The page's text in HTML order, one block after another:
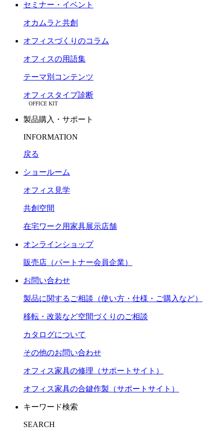
セミナー・イベント
オカムラと共創
オフィスづくりのコラム
オフィスの用語集
テーマ別コンテンツ
オフィスタイプ診断
OFFICE KIT
製品購入・サポート
INFORMATION
戻る
ショールーム
オフィス見学
共創空間
在宅ワーク用家具展示店舗
オンラインショップ
販売店（パートナー会員企業）
お問い合わせ
製品に関するご相談（使い方・仕様・ご購入など）
移転・改装など空間づくりのご相談
カタログについて
その他のお問い合わせ
オフィス家具の修理（サポートサイト）
オフィス家具の合鍵作製（サポートサイト）
キーワード検索
SEARCH